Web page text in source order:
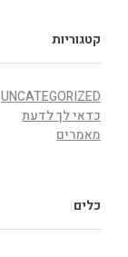
קטגוריות
UNCATEGORIZED
כדאי לך לדעת
מאמרים
כלים